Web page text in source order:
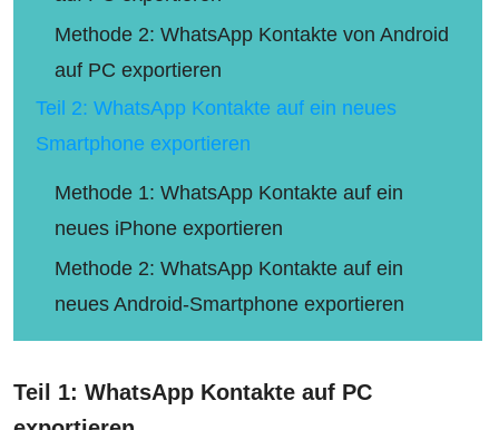
Methode 2: WhatsApp Kontakte von Android
auf PC exportieren
Teil 2: WhatsApp Kontakte auf ein neues
Smartphone exportieren
Methode 1: WhatsApp Kontakte auf ein
neues iPhone exportieren
Methode 2: WhatsApp Kontakte auf ein
neues Android-Smartphone exportieren
Teil 1: WhatsApp Kontakte auf PC